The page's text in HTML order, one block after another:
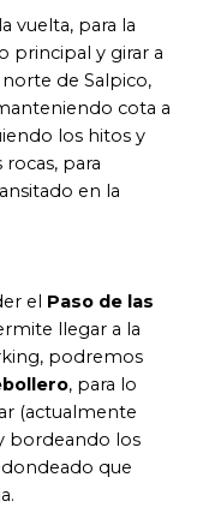
vuelta, para la
principal y girar a
norte de Salpico,
cota a
los hitos y
para
en la
el Paso de las
llegar a la
podremos
, para lo
(actualmente
bordeando los
que